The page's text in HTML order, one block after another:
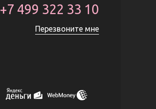
+7 499 322 33 10
Перезвоните мне